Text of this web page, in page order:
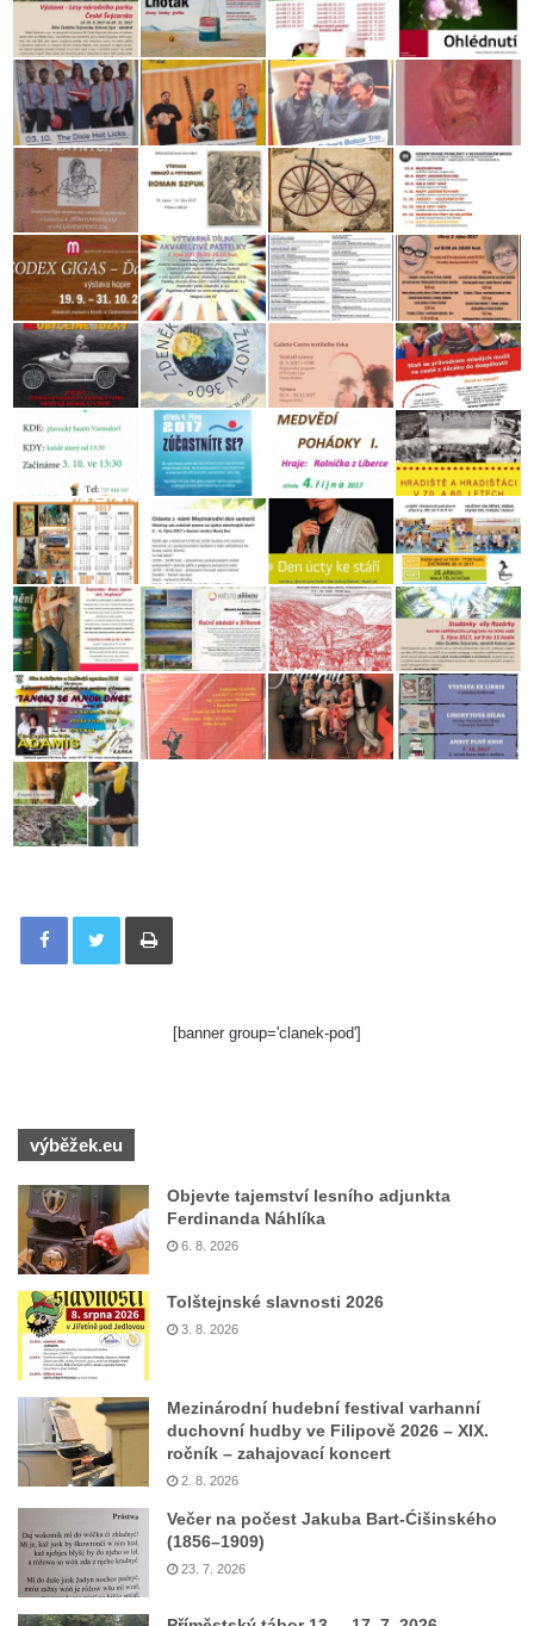
Tisknout
[banner group='clanek-pod']
výběžek.eu
Objevte tajemství lesního adjunkta
Ferdinanda Náhlíka
6. 8. 2026
Tolštejnské slavnosti 2026
3. 8. 2026
Mezinárodní hudební festival varhanní
duchovní hudby ve Filipově 2026 – XIX.
ročník – zahajovací koncert
2. 8. 2026
Večer na počest Jakuba Bart-Ćišinského
(1856–1909)
23. 7. 2026